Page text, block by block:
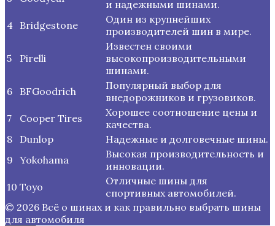
и надежными шинами.
4 Bridgestone
Один из крупнейших
производителей шин в мире.
5 Pirelli
Известен своими
высокопроизводительными
шинами.
6
BFGoodrich
Популярный выбор для
внедорожников и грузовиков.
7
Cooper Tires
Хорошее соотношение цены и
качества.
8
Dunlop
Надежные и долговечные шины.
9 Yokohama
Высокая производительность и
инновации.
10 Toyo
Отличные шины для
спортивных автомобилей.
© 2026 Всё о шинах и как правильно выбрать шины
для автомобиля